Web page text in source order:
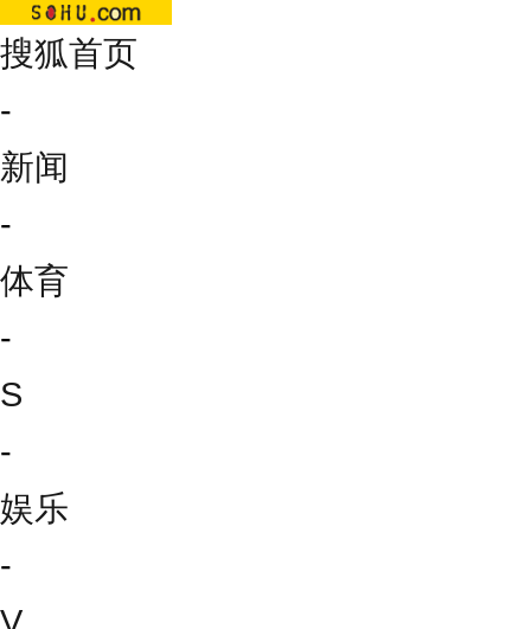
搜狐首页
-
新闻
-
体育
-
S
-
娱乐
-